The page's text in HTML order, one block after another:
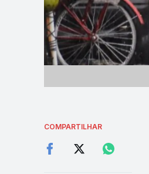
COMPARTILHAR